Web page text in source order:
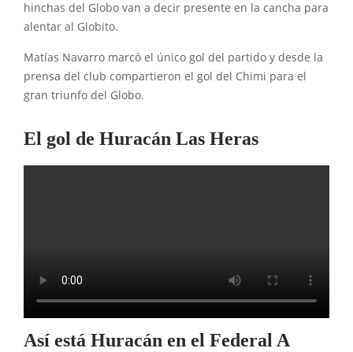
hinchas del Globo van a decir presente en la cancha para
alentar al Globito.
Matías Navarro marcó el único gol del partido y desde la
prensa del club compartieron el gol del Chimi para el
gran triunfo del Globo.
El gol de Huracán Las Heras
Así está Huracán en el Federal A